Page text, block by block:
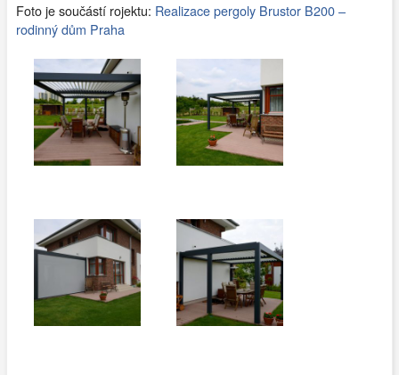
Foto je součástí rojektu: Realizace pergoly Brustor B200 –
rodinný dům Praha